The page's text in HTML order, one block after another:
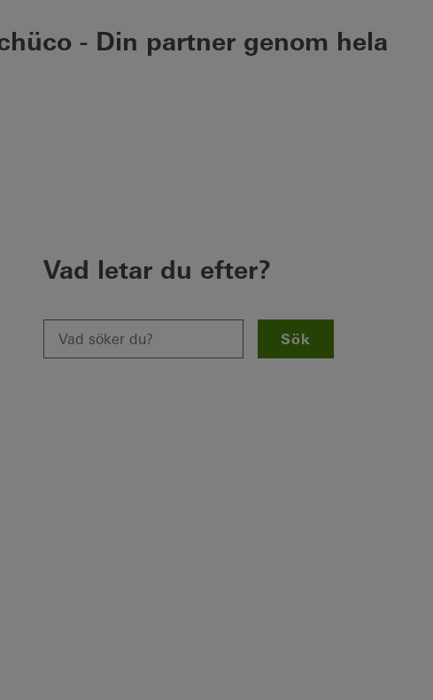
- Din partner genom hela
Vad letar du efter?
Sök